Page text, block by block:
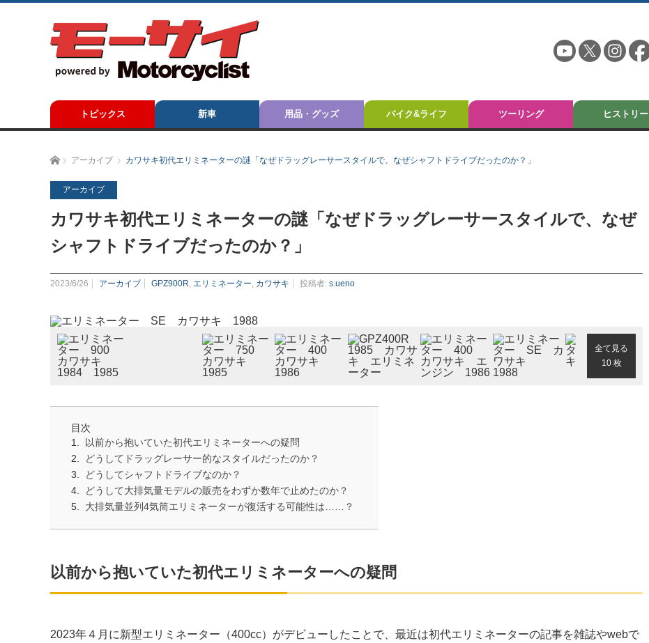
トピックス 新車 用品・グッズ バイク&ライフ ツーリング ヒストリー
ホームアーカイブ カワサキ初代エリミネーターの謎「なぜドラッグレーサースタイルで、なぜシャフトドライブだったのか？」
アーカイブ
カワサキ初代エリミネーターの謎「なぜドラッグレーサースタイルで、なぜ
シャフトドライブだったのか？」
2023/6/26 アーカイブ GPZ900R エリミネーター カワサキ 投稿者: s.ueno
全て見る
10 枚
目次
以前から抱いていた初代エリミネーターへの疑問
どうしてドラッグレーサー的なスタイルだったのか？
どうしてシャフトドライブなのか？
どうして大排気量モデルの販売をわずか数年で止めたのか？
大排気量並列4気筒エリミネーターが復活する可能性は……？
以前から抱いていた初代エリミネーターへの疑問
2023年４月に新型エリミネーター（400cc）がデビューしたことで、最近は初代エリミネーターの記事を雑誌やwebで